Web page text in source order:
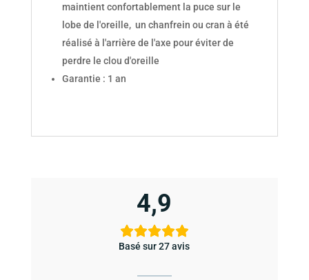
maintient confortablement la puce sur le
lobe de l'oreille, un chanfrein ou cran à été
réalisé à l'arrière de l'axe pour éviter de
perdre le clou d'oreille
Garantie : 1 an
4,9
Basé sur 27 avis